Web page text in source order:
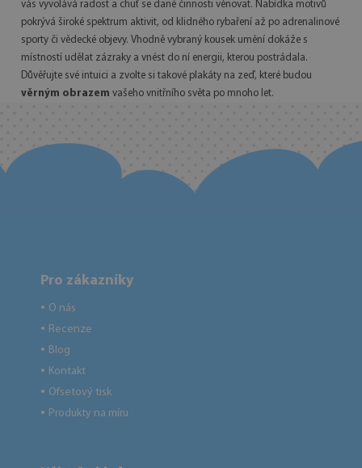
vás vyvolává radost a chuť se dané činnosti věnovat. Nabídka motivů
pokrývá široké spektrum aktivit, od klidného rybaření až po adrenalinové
sporty či vědecké objevy. Vhodně vybraný kousek umění dokáže s
místností udělat zázraky a vnést do ní energii, kterou postrádala.
Důvěřujte své intuici a zvolte si takové plakáty na zeď, které budou
věrným obrazem vašeho vnitřního světa po mnoho let.
Pro zákazníky
● O nás
● Recenze
● Blog
● Kontakt
● Ofsetový tisk
● Produkty na míru